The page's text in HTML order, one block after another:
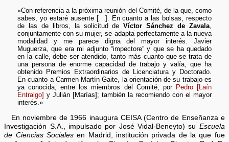
«Con referencia a la próxima reunión del Comité, de la que, como
sabes, yo estaré ausente […]. En cuanto a las bolsas, respecto
de las de libros, la solicitud deVíctor Sánchez de Zavala,
conjuntamente con su mujer, se adapta perfectamente a la nueva
modalidad y me parece digna del mayor interés. Javier
Muguerza, que era mi adjunto “impectore” y que se ha quedado
en la calle, debe ser atendido, tanto más cuanto que se trata de
una persona de enorme capacidad de trabajo y valía, que ha
obtenido Premios Extraordinarios de Licenciatura y Doctorado.
En cuanto a Carmen Martín Gaite, la orientación de su trabajo es
ya conocida, entre los miembros del Comité, por Pedro [Laín
Entralgo] y Julián [Marías]; también la recomiendo con el mayor
interés.»
En noviembre de 1966 inaugura CEISA (Centro de Enseñanza e
Investigación S.A., impulsado por José Vidal-Beneyto) su Escuela
de Ciencias Socialesen Madrid, institución privada de la que fue